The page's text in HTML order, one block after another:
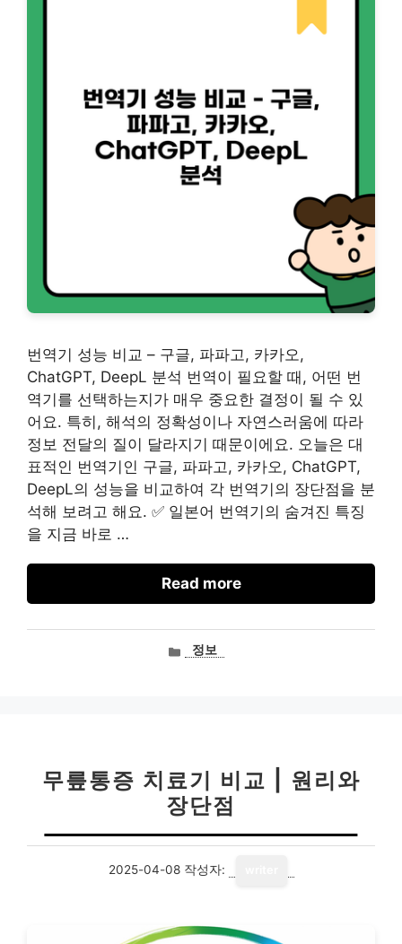
번역기 성능 비교 – 구글, 파파고, 카카오,
ChatGPT, DeepL 분석 번역이 필요할 때, 어떤 번
역기를 선택하는지가 매우 중요한 결정이 될 수 있
어요. 특히, 해석의 정확성이나 자연스러움에 따라
정보 전달의 질이 달라지기 때문이에요. 오늘은 대
표적인 번역기인 구글, 파파고, 카카오, ChatGPT,
DeepL의 성능을 비교하여 각 번역기의 장단점을 분
석해 보려고 해요. ✅ 일본어 번역기의 숨겨진 특징
을 지금 바로 …
Read more
카정보
무릎통증 치료기 비교 | 원리와
장단점
2025-04-08 작성자: